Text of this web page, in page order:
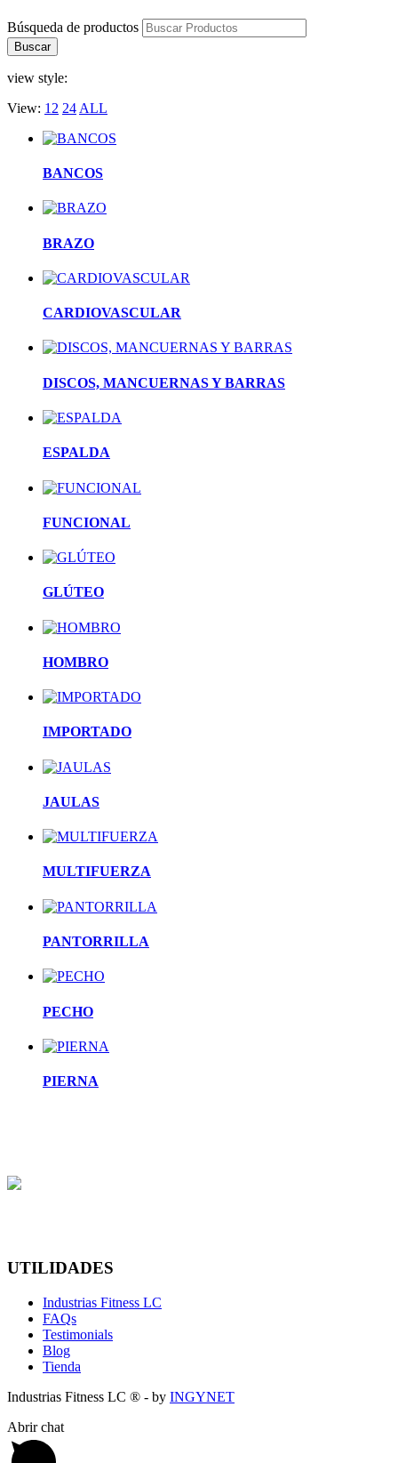
Búsqueda de productos
Buscar
view style:
View: 12 24 ALL
BANCOS
BRAZO
CARDIOVASCULAR
DISCOS, MANCUERNAS Y BARRAS
ESPALDA
FUNCIONAL
GLÚTEO
HOMBRO
IMPORTADO
JAULAS
MULTIFUERZA
PANTORRILLA
PECHO
PIERNA
UTILIDADES
Industrias Fitness LC
FAQs
Testimonials
Blog
Tienda
Industrias Fitness LC ® - by INGYNET
Abrir chat